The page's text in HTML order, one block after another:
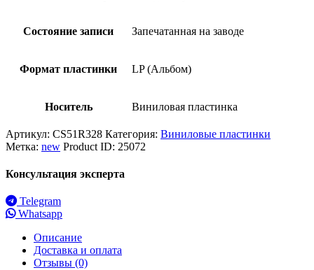
Состояние записи Запечатанная на заводе
Формат пластинки LP (Альбом)
Носитель Виниловая пластинка
Артикул: CS51R328 Категория: Виниловые пластинки
Метка: new Product ID: 25072
Консультация эксперта
Telegram
Whatsapp
Описание
Доставка и оплата
Отзывы (0)